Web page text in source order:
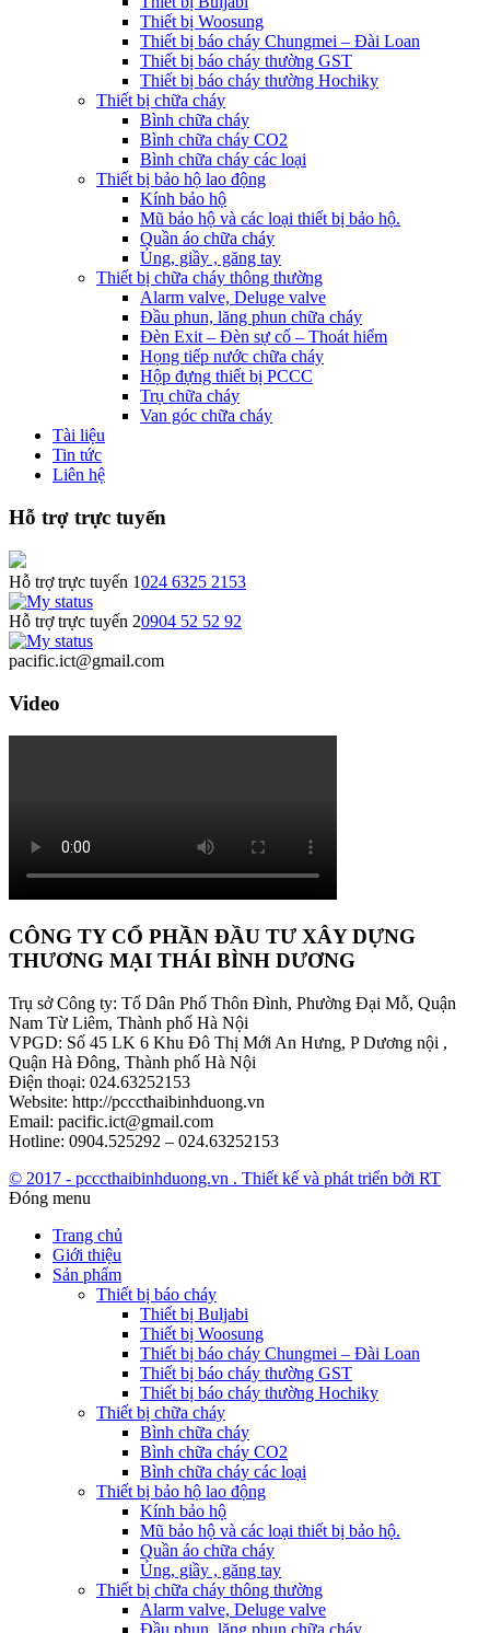
Thiết bị Woosung
Thiết bị báo cháy Chungmei – Đài Loan
Thiết bị báo cháy thường GST
Thiết bị báo cháy thường Hochiky
Thiết bị chữa cháy
Bình chữa cháy
Bình chữa cháy CO2
Bình chữa cháy các loại
Thiết bị bảo hộ lao động
Kính bảo hộ
Mũ bảo hộ và các loại thiết bị bảo hộ.
Quần áo chữa cháy
Ủng, giầy , găng tay
Thiết bị chữa cháy thông thường
Alarm valve, Deluge valve
Đầu phun, lăng phun chữa cháy
Đèn Exit – Đèn sự cố – Thoát hiểm
Họng tiếp nước chữa cháy
Hộp đựng thiết bị PCCC
Trụ chữa cháy
Van góc chữa cháy
Tài liệu
Tin tức
Liên hệ
Hỗ trợ trực tuyến
Hỗ trợ trực tuyến 1024 6325 2153
Hỗ trợ trực tuyến 20904 52 52 92
pacific.ict@gmail.com
Video
CÔNG TY CỔ PHẦN ĐẦU TƯ XÂY DỰNG
THƯƠNG MẠI THÁI BÌNH DƯƠNG
Trụ sở Công ty: Tổ Dân Phố Thôn Đình, Phường Đại Mỗ, Quận
Nam Từ Liêm, Thành phố Hà Nội
VPGD: Số 45 LK 6 Khu Đô Thị Mới An Hưng, P Dương nội ,
Quận Hà Đông, Thành phố Hà Nội
Điện thoại: 024.63252153
Website: http://pcccthaibinhduong.vn
Email: pacific.ict@gmail.com
Hotline: 0904.525292 – 024.63252153
© 2017 - pcccthaibinhduong.vn . Thiết kế và phát triển bởi RT
Đóng menu
Trang chủ
Giới thiệu
Sản phẩm
Thiết bị báo cháy
Thiết bị Buljabi
Thiết bị Woosung
Thiết bị báo cháy Chungmei – Đài Loan
Thiết bị báo cháy thường GST
Thiết bị báo cháy thường Hochiky
Thiết bị chữa cháy
Bình chữa cháy
Bình chữa cháy CO2
Bình chữa cháy các loại
Thiết bị bảo hộ lao động
Kính bảo hộ
Mũ bảo hộ và các loại thiết bị bảo hộ.
Quần áo chữa cháy
Ủng, giầy , găng tay
Thiết bị chữa cháy thông thường
Alarm valve, Deluge valve
Đầu phun, lăng phun chữa cháy